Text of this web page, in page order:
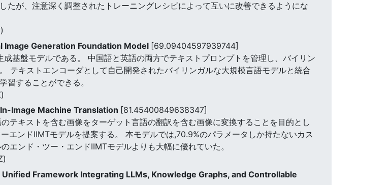
たが、注意深く調整されたトレーニングレシピによって互いに改善できるようにな
Generation Foundation Model [69.09404597939744]
基盤モデルである。 中国語と英語の両方でテキストプロンプトを管理し、バイリン
テキストエンコーダとして自己開発されたバイリンガルな大規模言語モデルと統合
習することができる。
Image Machine Translation [81.45400849638347]
キストを含む画像をターゲット言語の翻訳を含む画像に変換することを目的とし
エンドIIMTモデルを提案する。 本モデルでは,70.9%のパラメータしか持たないカス
エンド・ツー・エンドIIMTモデルよりも大幅に優れていた。
Framework Integrating LLMs, Knowledge Graphs, and Controllable